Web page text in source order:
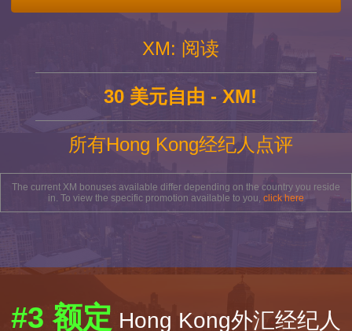
XM: 阅读
30 美元自由 - XM!
所有Hong Kong经纪人点评
The current XM bonuses available differ depending on the country you reside
in. To view the specific promotion available to you, click here
#3 额定 Hong Kong外汇经纪人